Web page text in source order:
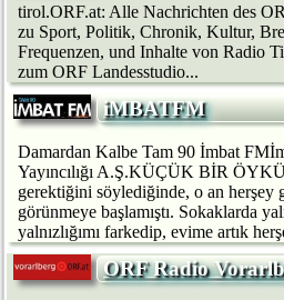
tirol.ORF.at: Alle Nachrichten des
zu Sport, Politik, Chronik, Kultur,
Frequenzen, und Inhalte von Radio
zum ORF Landesstudio...
iMBATFM
Damardan Kalbe Tam 90 İmbat
Yayıncılığı A.Ş.KÜÇÜK BİR
gerektiğini söylediğinde, o an herşey
görünmeye başlamıştı. Sokaklarda
yalnızlığımı farkedip, evime artık
ORF Radio